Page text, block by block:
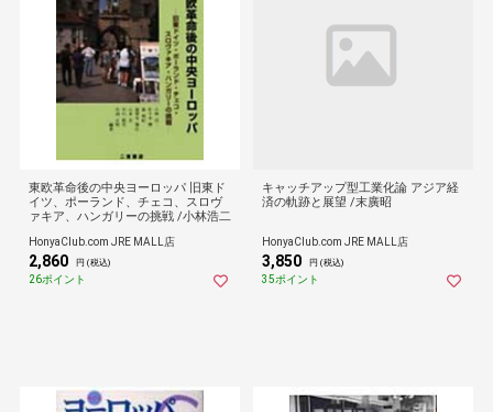
東欧革命後の中央ヨーロッパ 旧東ド
イツ、ポーランド、チェコ、スロヴ
ァキア、ハンガリーの挑戦 /小林浩二
HonyaClub.com JRE MALL店
2,860 円 (税込)
26ポイント
キャッチアップ型工業化論 アジア経
済の軌跡と展望 /末廣昭
HonyaClub.com JRE MALL店
3,850 円 (税込)
35ポイント